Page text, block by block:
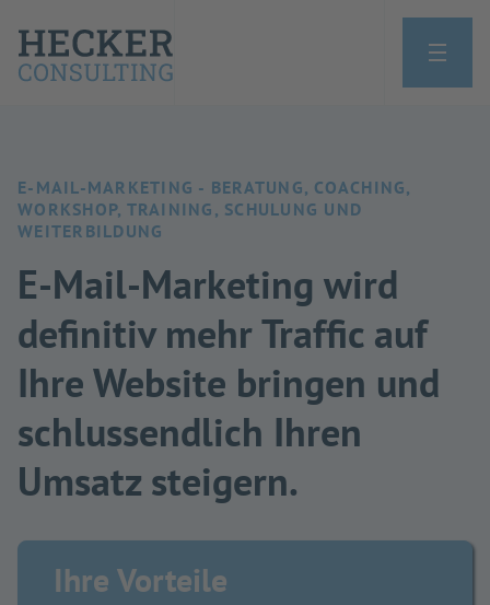
E-MAIL-MARKETING - BERATUNG, COACHING,
WORKSHOP, TRAINING, SCHULUNG UND
WEITERBILDUNG
E-Mail-Marketing wird
definitiv mehr Traffic auf
Ihre Website bringen und
schlussendlich Ihren
Umsatz steigern.
Ihre Vorteile